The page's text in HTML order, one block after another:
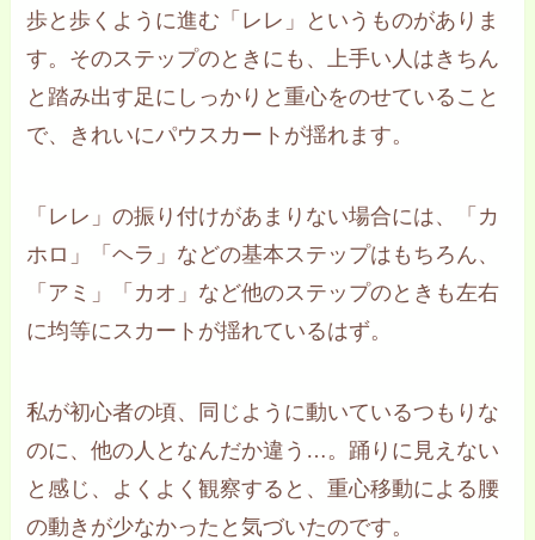
歩と歩くように進む「レレ」というものがありま
す。そのステップのときにも、上手い人はきちん
と踏み出す足にしっかりと重心をのせていること
で、きれいにパウスカートが揺れます。
「レレ」の振り付けがあまりない場合には、「カ
ホロ」「ヘラ」などの基本ステップはもちろん、
「アミ」「カオ」など他のステップのときも左右
に均等にスカートが揺れているはず。
私が初心者の頃、同じように動いているつもりな
のに、他の人となんだか違う…。踊りに見えない
と感じ、よくよく観察すると、重心移動による腰
の動きが少なかったと気づいたのです。